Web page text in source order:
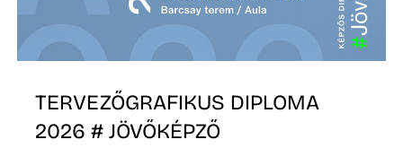
TERVEZŐGRAFIKUS DIPLOMA
2026 # JÖVŐKÉPZŐ